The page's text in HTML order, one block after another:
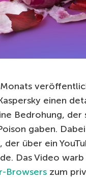
einen
Bedrohung, der
gaben.
der über ein
Das Video
Browsers zum